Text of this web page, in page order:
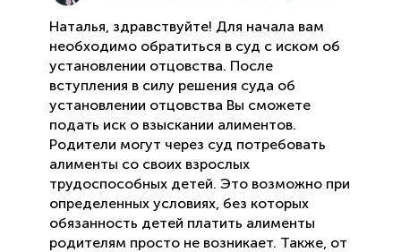
Наталья, здравствуйте! Для начала вам
необходимо обратиться в суд с иском об
установлении отцовства. После
вступления в силу решения суда об
установлении отцовства Вы сможете
подать иск о взыскании алиментов.
Родители могут через суд потребовать
алименты со своих взрослых
трудоспособных детей. Это возможно при
определенных условиях, без которых
обязанность детей платить алименты
родителям просто не возникает. Также, от